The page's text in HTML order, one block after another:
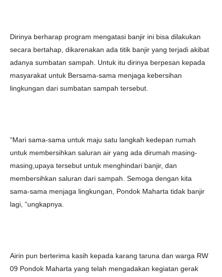
Dirinya berharap program mengatasi banjir ini bisa dilakukan
secara bertahap, dikarenakan ada titik banjir yang terjadi akibat
adanya sumbatan sampah. Untuk itu dirinya berpesan kepada
masyarakat untuk Bersama-sama menjaga kebersihan
lingkungan dari sumbatan sampah tersebut.
“Mari sama-sama untuk maju satu langkah kedepan rumah
untuk membersihkan saluran air yang ada dirumah masing-
masing,upaya tersebut untuk menghindari banjir, dan
membersihkan saluran dari sampah. Semoga dengan kita
sama-sama menjaga lingkungan, Pondok Maharta tidak banjir
lagi, “ungkapnya.
Airin pun berterima kasih kepada karang taruna dan warga RW
09 Pondok Maharta yang telah mengadakan kegiatan gerak